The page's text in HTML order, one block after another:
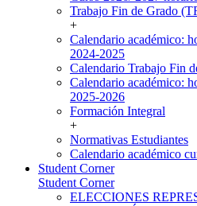
Trabajo Fin de Grado
+
Calendario académico:
2024-2025
Calendario Trabajo Fin
Calendario académico:
2025-2026
Formación Integral
+
Normativas Estudiantes
Calendario académico
Student Corner
Student Corner
ELECCIONES